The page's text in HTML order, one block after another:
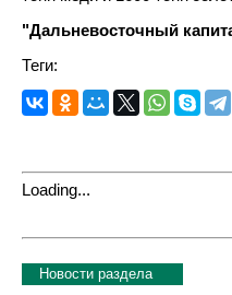
"Дальневосточный
Теги:
Loading...
Новости раздела